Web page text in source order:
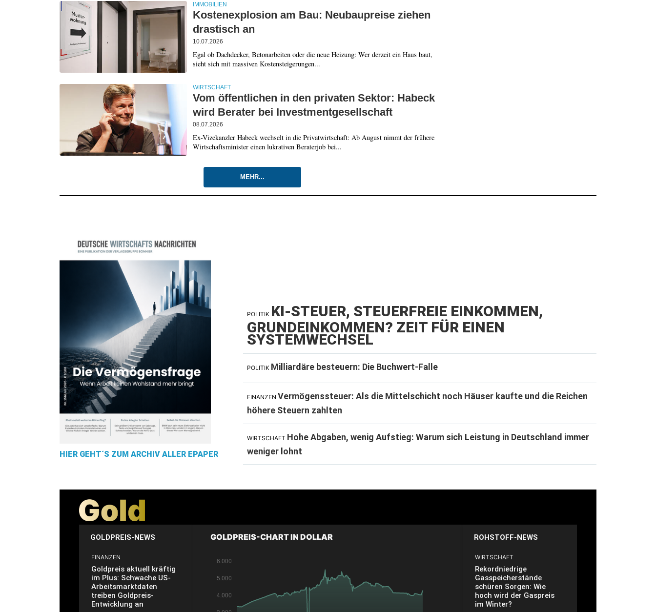
IMMOBILIEN
Kostenexplosion am Bau: Neubaupreise ziehen
drastisch an
10.07.2026
Egal ob Dachdecker, Betonarbeiten oder die neue Heizung: Wer derzeit ein Haus baut,
sieht sich mit massiven Kostensteigerungen...
WIRTSCHAFT
Vom öffentlichen in den privaten Sektor: Habeck
wird Berater bei Investmentgesellschaft
08.07.2026
Ex-Vizekanzler Habeck wechselt in die Privatwirtschaft: Ab August nimmt der frühere
Wirtschaftsminister einen lukrativen Beraterjob bei...
MEHR...
HIER GEHT´S ZUM ARCHIV ALLER EPAPER
POLITIK KI-STEUER, STEUERFREIE EINKOMMEN,
GRUNDEINKOMMEN? ZEIT FÜR EINEN
SYSTEMWECHSEL
POLITIK Milliardäre besteuern: Die Buchwert-Falle
FINANZEN Vermögenssteuer: Als die Mittelschicht noch Häuser kaufte und die Reichen
höhere Steuern zahlten
WIRTSCHAFT Hohe Abgaben, wenig Aufstieg: Warum sich Leistung in Deutschland immer
weniger lohnt
GOLDPREIS-NEWS
FINANZEN
Goldpreis aktuell kräftig
im Plus: Schwache US-
Arbeitsmarktdaten
treiben Goldpreis-
Entwicklung an
GOLDPREIS-CHART IN DOLLAR ROHSTOFF-NEWS
WIRTSCHAFT
Rekordniedrige
Gasspeicherstände
schüren Sorgen: Wie
hoch wird der Gaspreis
im Winter?